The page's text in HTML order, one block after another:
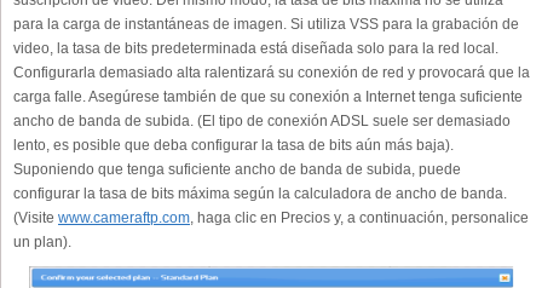
para la carga de instantáneas de imagen. Si utiliza VSS para la grabación de
video, la tasa de bits predeterminada está diseñada solo para la red local.
Configurarla demasiado alta ralentizará su conexión de red y provocará que la
carga falle. Asegúrese también de que su conexión a Internet tenga suficiente
ancho de banda de subida. (El tipo de conexión ADSL suele ser demasiado
lento, es posible que deba configurar la tasa de bits aún más baja).
Suponiendo que tenga suficiente ancho de banda de subida, puede
configurar la tasa de bits máxima según la calculadora de ancho de banda.
(Visite www.cameraftp.com, haga clic en Precios y, a continuación, personalice
un plan).